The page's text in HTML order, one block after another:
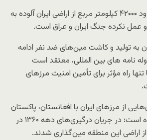
گفتنی است که در حدود ۴۲۰۰۰ کیلومتر مربع از اراضی ایران آلوده به
عمل نکرده جنگ ایران و عراق است.
به تولید و کاشت مین‌های ضد نفر ادامه
نامه های بین المللی، معتقد است
راه مؤثر برای تأمین امنیت مرزهای
از مرزهای ایران با افغانستان، پاکستان
و عراق مین‌گذاری شده است؛ در جریان درگیری‌های دهه ۱۳۶۰ در
اراضی این منطقه مین‌گذاری شدند.